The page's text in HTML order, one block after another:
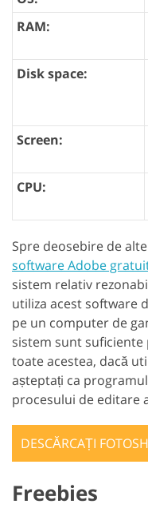
RAM:
Disk space:
Screen:
CPU:
Spre deosebire de
software Adobe
sistem relativ
utiliza acest software
pe un computer de
sistem sunt
toate acestea, dacă
așteptați ca
procesului de editare
DESCĂRCAȚI
Freebies